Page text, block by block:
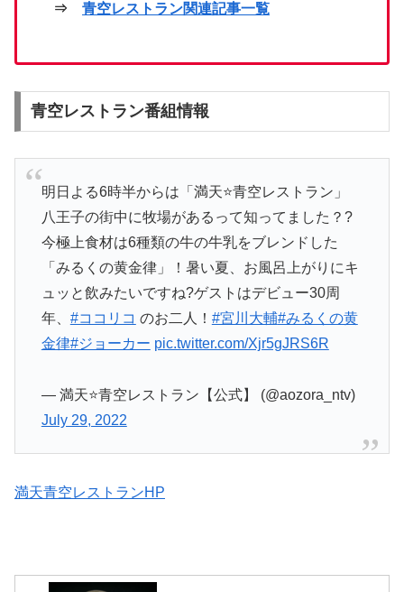
⇒ 青空レストラン関連記事一覧
青空レストラン番組情報
明日よる6時半からは「満天⭐️青空レストラン」
八王子の街中に牧場があるって知ってました？?
今極上食材は6種類の牛の牛乳をブレンドした
「みるくの黄金律」！暑い夏、お風呂上がりにキ
ュッと飲みたいですね?ゲストはデビュー30周
年、 #ココリコ のお二人！ #宮川大輔#みるくの黄
金律#ジョーカー pic.twitter.com/Xjr5gJRS6R
— 満天⭐️青空レストラン【公式】 (@aozora_ntv)
July 29, 2022
満天青空レストランHP